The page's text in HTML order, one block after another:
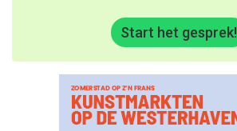
Start het gesprek!